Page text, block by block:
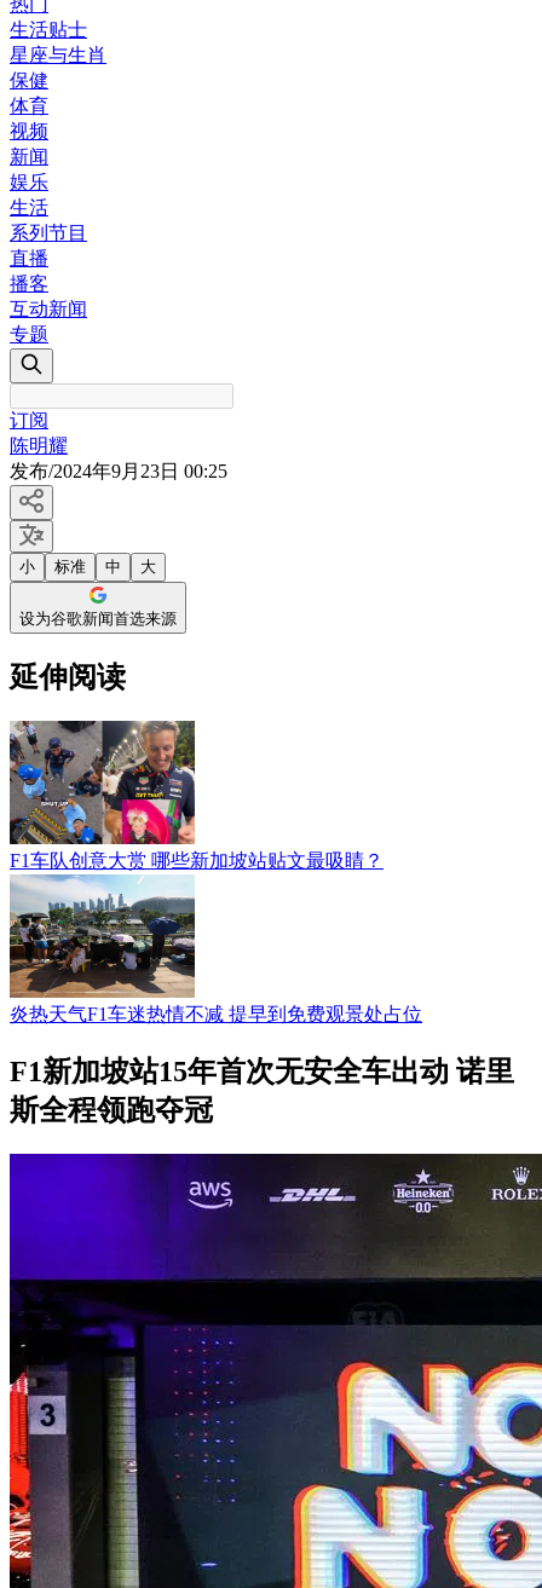
热门
生活贴士
星座与生肖
保健
体育
视频
新闻
娱乐
生活
系列节目
直播
播客
互动新闻
专题
订阅
陈明耀
发布/2024年9月23日 00:25
小 标准 中 大
设为谷歌新闻首选来源
延伸阅读
F1车队创意大赏 哪些新加坡站贴文最吸睛？
炎热天气F1车迷热情不减 提早到免费观景处占位
F1新加坡站15年首次无安全车出动 诺里
斯全程领跑夺冠